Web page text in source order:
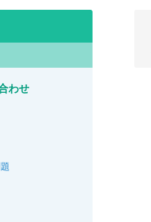
わせ